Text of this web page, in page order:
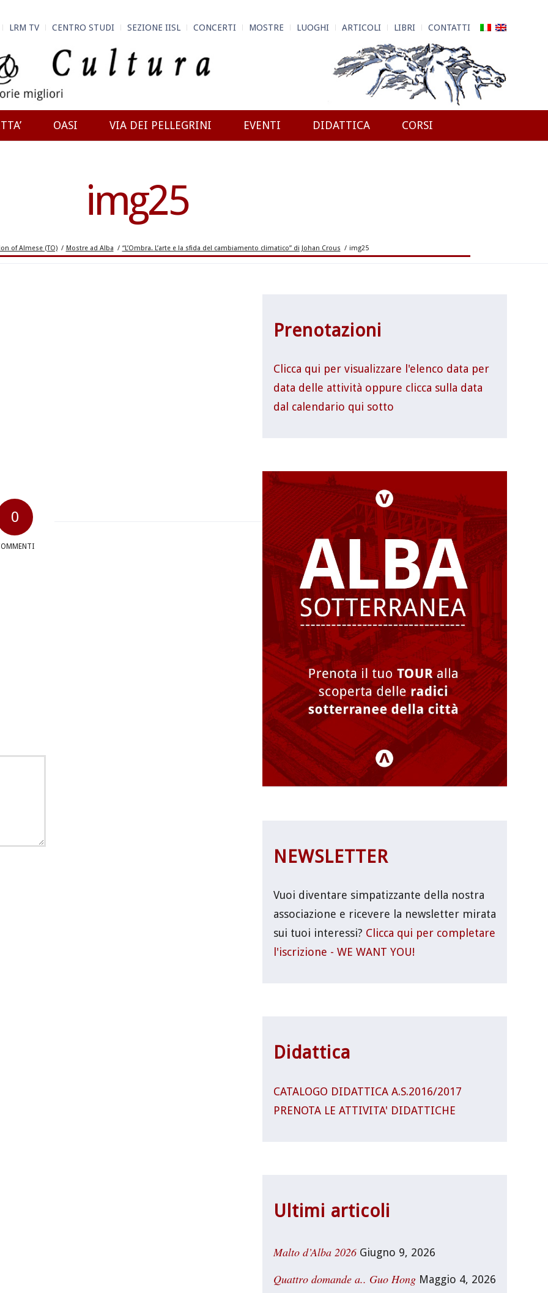
LRM TV CENTRO STUDI SEZIONE IISL CONCERTI MOSTRE LUOGHI ARTICOLI LIBRI CONTATTI
OASI VIA DEI PELLEGRINI EVENTI DIDATTICA CORSI
img25
of Almese (TO) / Mostre ad Alba / “L’Ombra. L’arte e la sfida del cambiamento climatico” di Johan Crous / img25
0
Prenotazioni
Clicca qui per visualizzare l'elenco data per
data delle attività oppure clicca sulla data
dal calendario qui sotto
NEWSLETTER
Vuoi diventare simpatizzante della nostra
associazione e ricevere la newsletter mirata
sui tuoi interessi? Clicca qui per completare
l'iscrizione - WE WANT YOU!
Didattica
CATALOGO DIDATTICA A.S.2016/2017
PRENOTA LE ATTIVITA' DIDATTICHE
Ultimi articoli
Malto d’Alba 2026 Giugno 9, 2026
Quattro domande a.. Guo Hong Maggio 4, 2026